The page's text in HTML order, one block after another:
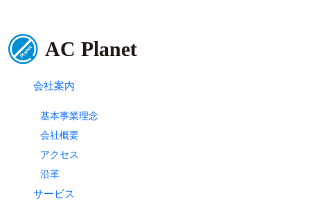
会社案内
基本事業理念
会社概要
アクセス
沿革
サービス